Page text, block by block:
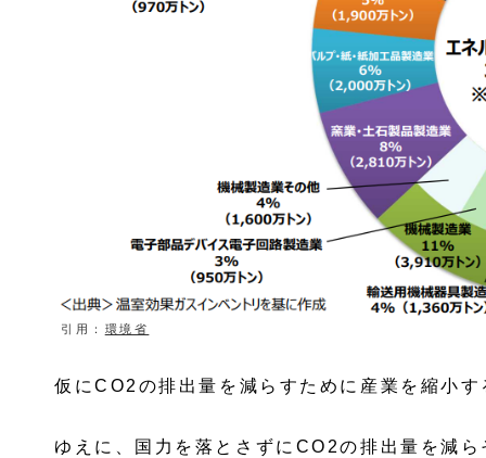
引用： 環境省
仮にCO2の排出量を減らすために産業を縮小
ゆえに、国力を落とさずにCO2の排出量を減